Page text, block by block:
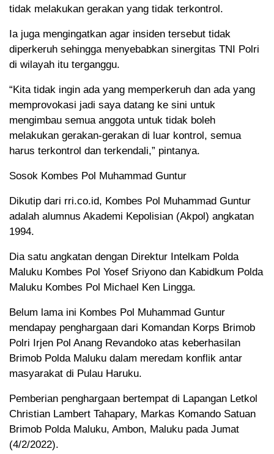
tidak melakukan gerakan yang tidak terkontrol.
Ia juga mengingatkan agar insiden tersebut tidak
diperkeruh sehingga menyebabkan sinergitas TNI Polri
di wilayah itu terganggu.
“Kita tidak ingin ada yang memperkeruh dan ada yang
memprovokasi jadi saya datang ke sini untuk
mengimbau semua anggota untuk tidak boleh
melakukan gerakan-gerakan di luar kontrol, semua
harus terkontrol dan terkendali,” pintanya.
Sosok Kombes Pol Muhammad Guntur
Dikutip dari rri.co.id, Kombes Pol Muhammad Guntur
adalah alumnus Akademi Kepolisian (Akpol) angkatan
1994.
Dia satu angkatan dengan Direktur Intelkam Polda
Maluku Kombes Pol Yosef Sriyono dan Kabidkum Polda
Maluku Kombes Pol Michael Ken Lingga.
Belum lama ini Kombes Pol Muhammad Guntur
mendapay penghargaan dari Komandan Korps Brimob
Polri Irjen Pol Anang Revandoko atas keberhasilan
Brimob Polda Maluku dalam meredam konflik antar
masyarakat di Pulau Haruku.
Pemberian penghargaan bertempat di Lapangan Letkol
Christian Lambert Tahapary, Markas Komando Satuan
Brimob Polda Maluku, Ambon, Maluku pada Jumat
(4/2/2022).